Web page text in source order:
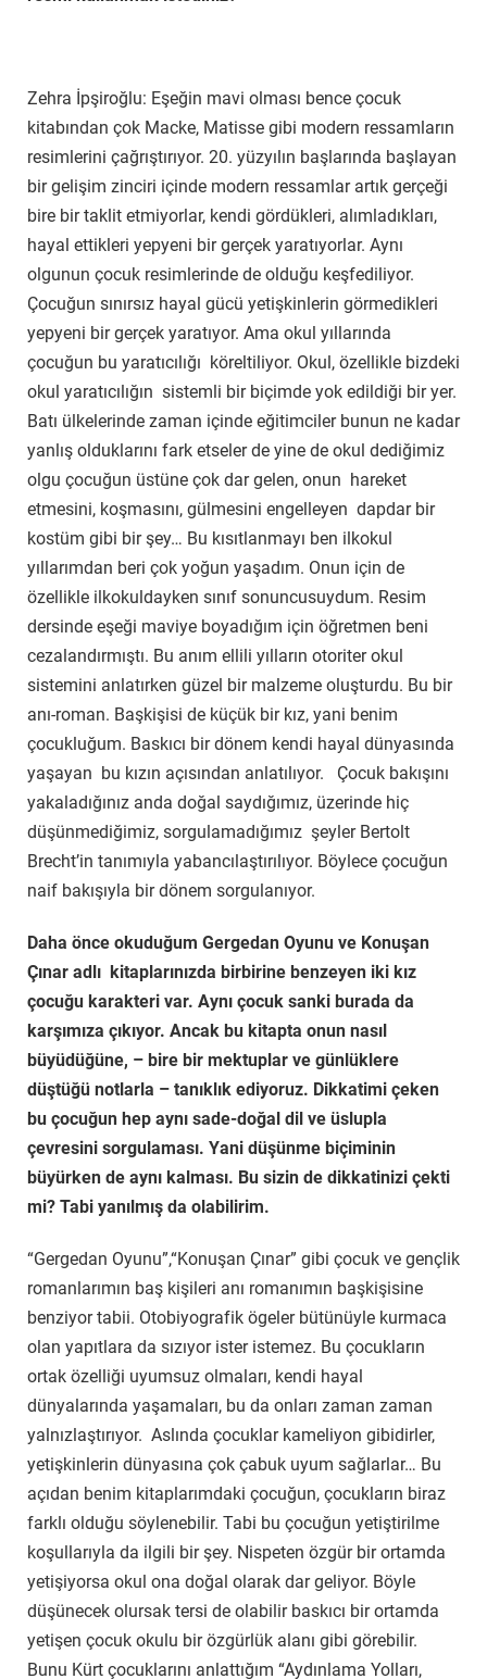
Zehra İpşiroğlu: Eşeğin mavi olması bence çocuk
kitabından çok Macke, Matisse gibi modern ressamların
resimlerini çağrıştırıyor. 20. yüzyılın başlarında başlayan
bir gelişim zinciri içinde modern ressamlar artık gerçeği
bire bir taklit etmiyorlar, kendi gördükleri, alımladıkları,
hayal ettikleri yepyeni bir gerçek yaratıyorlar. Aynı
olgunun çocuk resimlerinde de olduğu keşfediliyor.
Çocuğun sınırsız hayal gücü yetişkinlerin görmedikleri
yepyeni bir gerçek yaratıyor. Ama okul yıllarında
çocuğun bu yaratıcılığı köreltiliyor. Okul, özellikle bizdeki
okul yaratıcılığın sistemli bir biçimde yok edildiği bir yer.
Batı ülkelerinde zaman içinde eğitimciler bunun ne kadar
yanlış olduklarını fark etseler de yine de okul dediğimiz
olgu çocuğun üstüne çok dar gelen, onun hareket
etmesini, koşmasını, gülmesini engelleyen dapdar bir
kostüm gibi bir şey… Bu kısıtlanmayı ben ilkokul
yıllarımdan beri çok yoğun yaşadım. Onun için de
özellikle ilkokuldayken sınıf sonuncusuydum. Resim
dersinde eşeği maviye boyadığım için öğretmen beni
cezalandırmıştı. Bu anım ellili yılların otoriter okul
sistemini anlatırken güzel bir malzeme oluşturdu. Bu bir
anı-roman. Başkişisi de küçük bir kız, yani benim
çocukluğum. Baskıcı bir dönem kendi hayal dünyasında
yaşayan bu kızın açısından anlatılıyor. Çocuk bakışını
yakaladığınız anda doğal saydığımız, üzerinde hiç
düşünmediğimiz, sorgulamadığımız şeyler Bertolt
Brecht’in tanımıyla yabancılaştırılıyor. Böylece çocuğun
naif bakışıyla bir dönem sorgulanıyor.
Daha önce okuduğum Gergedan Oyunu ve Konuşan
Çınar adlı kitaplarınızda birbirine benzeyen iki kız
çocuğu karakteri var. Aynı çocuk sanki burada da
karşımıza çıkıyor. Ancak bu kitapta onun nasıl
büyüdüğüne, – bire bir mektuplar ve günlüklere
düştüğü notlarla – tanıklık ediyoruz. Dikkatimi çeken
bu çocuğun hep aynı sade-doğal dil ve üslupla
çevresini sorgulaması. Yani düşünme biçiminin
büyürken de aynı kalması. Bu sizin de dikkatinizi çekti
mi? Tabi yanılmış da olabilirim.
“Gergedan Oyunu”,“Konuşan Çınar” gibi çocuk ve gençlik
romanlarımın baş kişileri anı romanımın başkişisine
benziyor tabii. Otobiyografik ögeler bütünüyle kurmaca
olan yapıtlara da sızıyor ister istemez. Bu çocukların
ortak özelliği uyumsuz olmaları, kendi hayal
dünyalarında yaşamaları, bu da onları zaman zaman
yalnızlaştırıyor. Aslında çocuklar kameliyon gibidirler,
yetişkinlerin dünyasına çok çabuk uyum sağlarlar… Bu
açıdan benim kitaplarımdaki çocuğun, çocukların biraz
farklı olduğu söylenebilir. Tabi bu çocuğun yetiştirilme
koşullarıyla da ilgili bir şey. Nispeten özgür bir ortamda
yetişiyorsa okul ona doğal olarak dar geliyor. Böyle
düşünecek olursak tersi de olabilir baskıcı bir ortamda
yetişen çocuk okulu bir özgürlük alanı gibi görebilir.
Bunu Kürt çocuklarını anlattığım “Aydınlama Yolları,